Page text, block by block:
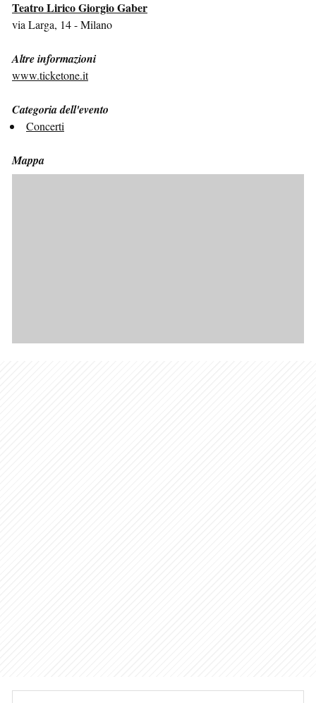
Teatro Lirico Giorgio Gaber
via Larga, 14 - Milano
Altre informazioni
www.ticketone.it
Categoria dell'evento
Concerti
Mappa